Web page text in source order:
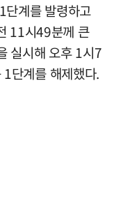
단계를 발령하고
11시49분께 큰
실시해 오후 1시7
단계를 해제했다.